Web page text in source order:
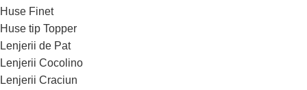
Huse Finet
Huse tip Topper
Lenjerii de Pat
Lenjerii Cocolino
Lenjerii Craciun